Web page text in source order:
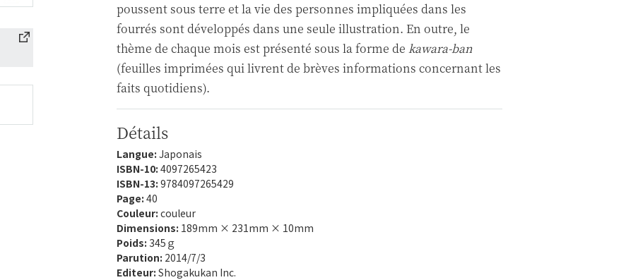
poussent sous terre et la vie des personnes impliquées dans les
fourrés sont développés dans une seule illustration. En outre, le
thème de chaque mois est présenté sous la forme de kawara-ban
(feuilles imprimées qui livrent de brèves informations concernant les
faits quotidiens).
Détails
Langue: Japonais
ISBN-10: 4097265423
ISBN-13: 9784097265429
Page: 40
Couleur: couleur
Dimensions: 189mm × 231mm × 10mm
Poids: 345ｇ
Parution: 2014/7/3
Editeur: Shogakukan Inc.